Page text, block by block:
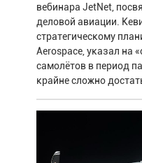
вебинара JetNet,
деловой авиации.
стратегическому
Aerospace, указал на
самолётов в период
крайне сложно